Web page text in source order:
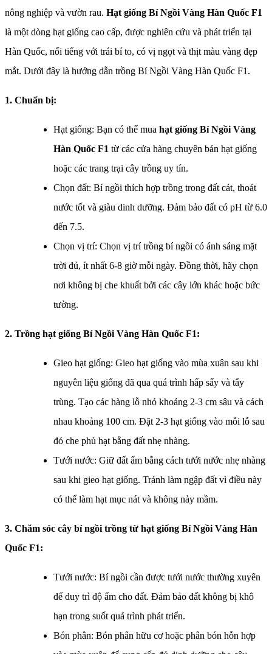
nông nghiệp và vườn rau. Hạt giống Bí Ngồi Vàng Hàn Quốc F1
là một dòng hạt giống cao cấp, được nghiên cứu và phát triển tại
Hàn Quốc, nổi tiếng với trái bí to, có vị ngọt và thịt màu vàng đẹp
mắt. Dưới đây là hướng dẫn trồng Bí Ngồi Vàng Hàn Quốc F1.
1. Chuẩn bị:
Hạt giống: Bạn có thể mua hạt giống Bí Ngồi Vàng
Hàn Quốc F1 từ các cửa hàng chuyên bán hạt giống
hoặc các trang trại cây trồng uy tín.
Chọn đất: Bí ngồi thích hợp trồng trong đất cát, thoát
nước tốt và giàu dinh dưỡng. Đảm bảo đất có pH từ 6.0
đến 7.5.
Chọn vị trí: Chọn vị trí trồng bí ngồi có ánh sáng mặt
trời đủ, ít nhất 6-8 giờ mỗi ngày. Đồng thời, hãy chọn
nơi không bị che khuất bởi các cây lớn khác hoặc bức
tường.
2. Trồng hạt giống Bí Ngồi Vàng Hàn Quốc F1:
Gieo hạt giống: Gieo hạt giống vào mùa xuân sau khi
nguyên liệu giống đã qua quá trình hấp sấy và tẩy
trùng. Tạo các hàng lỗ nhỏ khoảng 2-3 cm sâu và cách
nhau khoảng 100 cm. Đặt 2-3 hạt giống vào mỗi lỗ sau
đó che phủ hạt bằng đất nhẹ nhàng.
Tưới nước: Giữ đất ẩm bằng cách tưới nước nhẹ nhàng
sau khi gieo hạt giống. Tránh làm ngập đất vì điều này
có thể làm hạt mục nát và không nảy mầm.
3. Chăm sóc cây bí ngồi trồng từ hạt giống Bí Ngồi Vàng Hàn
Quốc F1:
Tưới nước: Bí ngồi cần được tưới nước thường xuyên
để duy trì độ ẩm cho đất. Đảm bảo đất không bị khô
hạn trong suốt quá trình phát triển.
Bón phân: Bón phân hữu cơ hoặc phân bón hỗn hợp